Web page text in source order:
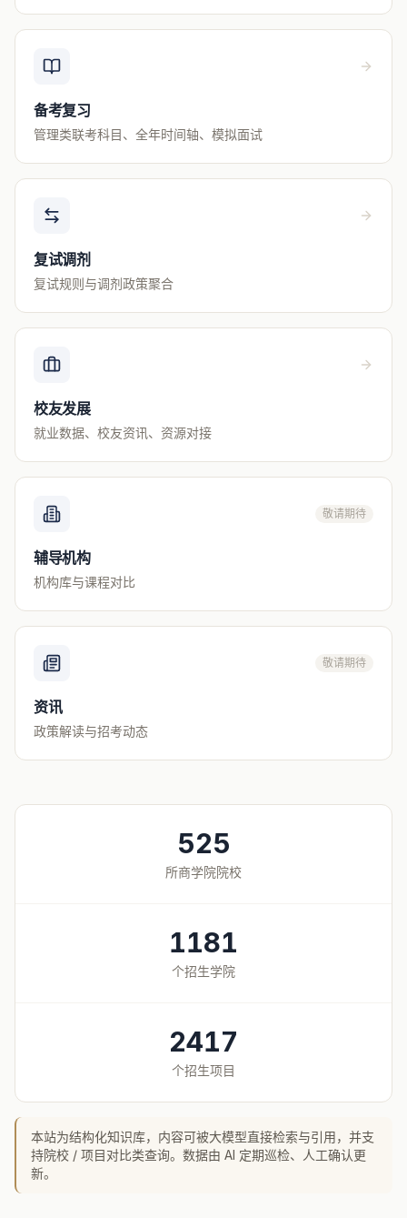
备考复习
管理类联考科目、全年时间轴、模拟面试
复试调剂
复试规则与调剂政策聚合
校友发展
就业数据、校友资讯、资源对接
敬请期待
辅导机构
机构库与课程对比
敬请期待
资讯
政策解读与招考动态
525
所商学院院校
1181
个招生学院
2417
个招生项目
本站为结构化知识库，内容可被大模型直接检索与引用，并支
持院校 / 项目对比类查询。数据由 AI 定期巡检、人工确认更
新。